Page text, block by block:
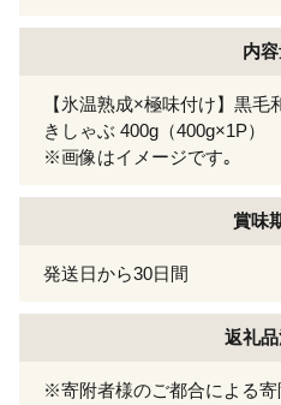
内
【氷温熟成×極味付け】黒
きしゃぶ 400g（400g×1P）
※画像はイメージです｡
賞味
発送日から30日間
返礼
※寄附者様のご都合による